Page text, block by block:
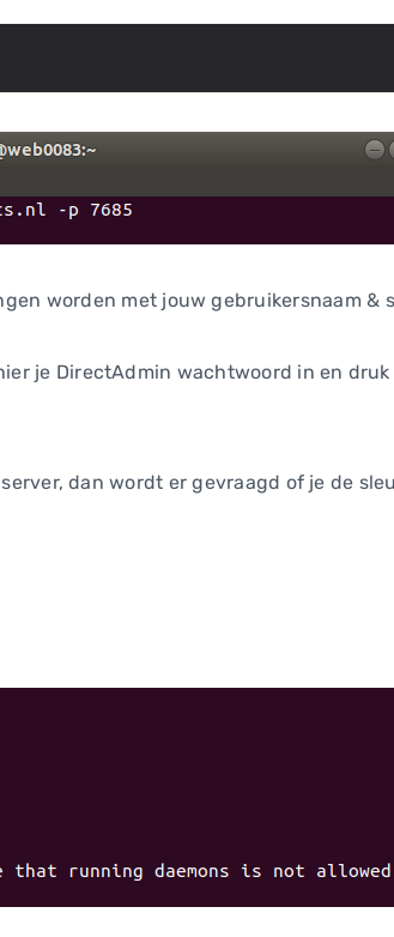
worden met jouw gebruikersnaam &
je DirectAdmin wachtwoord in en druk
dan wordt er gevraagd of je de